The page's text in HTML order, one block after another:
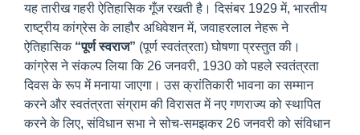
यह तारीख गहरी ऐतिहासिक गूँज रखती है। दिसंबर 1929 में, भारतीय
राष्ट्रीय कांग्रेस के लाहौर अधिवेशन में, जवाहरलाल नेहरू ने
ऐतिहासिक “पूर्ण स्वराज” (पूर्ण स्वतंत्रता) घोषणा प्रस्तुत की।
कांग्रेस ने संकल्प लिया कि 26 जनवरी, 1930 को पहले स्वतंत्रता
दिवस के रूप में मनाया जाएगा। उस क्रांतिकारी भावना का सम्मान
करने और स्वतंत्रता संग्राम की विरासत में नए गणराज्य को स्थापित
करने के लिए, संविधान सभा ने सोच-समझकर 26 जनवरी को संविधान